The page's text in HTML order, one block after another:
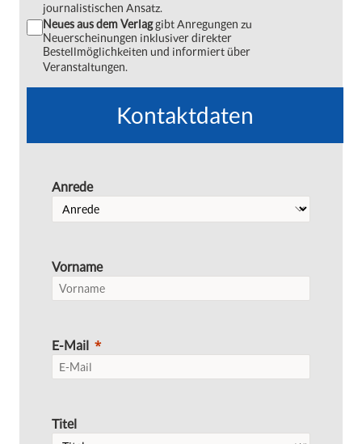
journalistischen Ansatz.
Neues aus dem Verlaggibt Anregungen zu
Neuerscheinungen inklusiver direkter
Bestellmöglichkeiten und informiert über
Veranstaltungen.
Kontaktdaten
Anrede
Vorname
E-Mail
Titel